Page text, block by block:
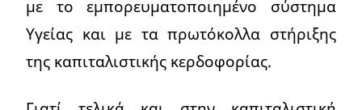
με το εμπορευματοποιημένο σύστημα
Υγείας και με τα πρωτόκολλα στήριξης
της καπιταλιστικής κερδοφορίας.